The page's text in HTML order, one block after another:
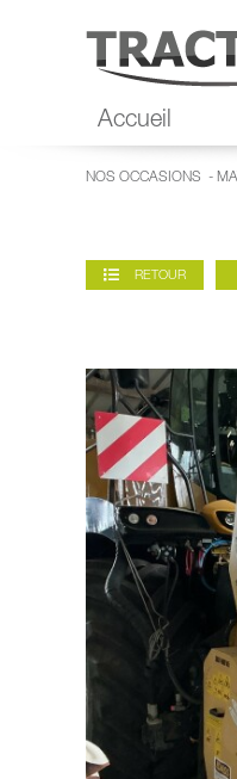
Accueil
NOS OCCASIONS -
RETOUR